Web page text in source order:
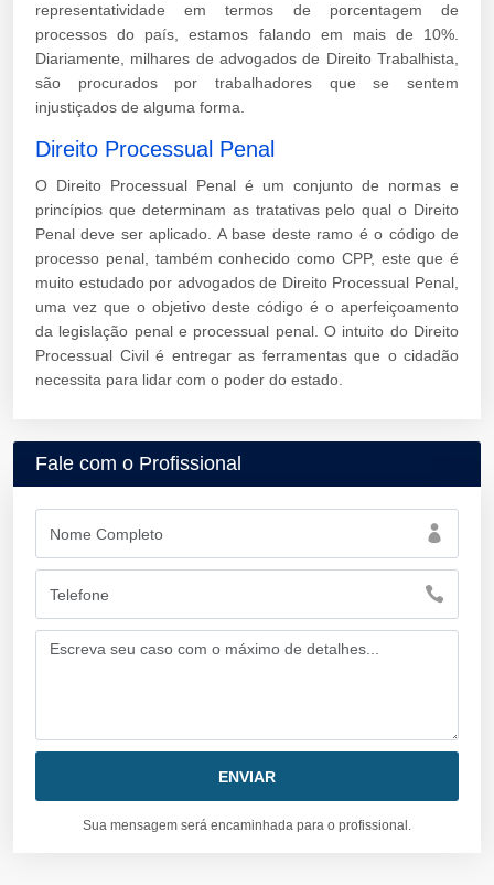
representatividade em termos de porcentagem de
processos do país, estamos falando em mais de 10%.
Diariamente, milhares de advogados de Direito Trabalhista,
são procurados por trabalhadores que se sentem
injustiçados de alguma forma.
Direito Processual Penal
O Direito Processual Penal é um conjunto de normas e
princípios que determinam as tratativas pelo qual o Direito
Penal deve ser aplicado. A base deste ramo é o código de
processo penal, também conhecido como CPP, este que é
muito estudado por advogados de Direito Processual Penal,
uma vez que o objetivo deste código é o aperfeiçoamento
da legislação penal e processual penal. O intuito do Direito
Processual Civil é entregar as ferramentas que o cidadão
necessita para lidar com o poder do estado.
Fale com o Profissional
Sua mensagem será encaminhada para o profissional.